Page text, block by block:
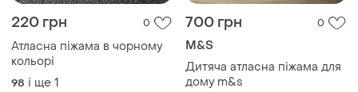
220 грн 0
Атласна піжама в чорному
кольорі
98 і ще 1
700 грн 0
M&S
Дитяча атласна піжама для
дому m&s